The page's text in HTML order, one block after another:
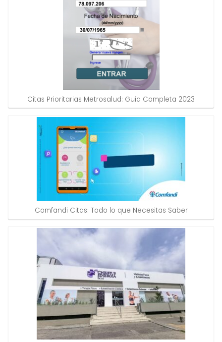
Citas Prioritarias Metrosalud: Guía Completa 2023
Comfandi Citas: Todo lo que Necesitas Saber